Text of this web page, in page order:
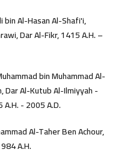
Al-Hasan Al-Shafi'i,
Dar Al-Fikr, 1415 A.H. –
bin Muhammad Al-
Dar Al-Kutub Al-Ilmiyyah -
- 2005 A.D.
Al-Taher Ben Achour,
A.H.